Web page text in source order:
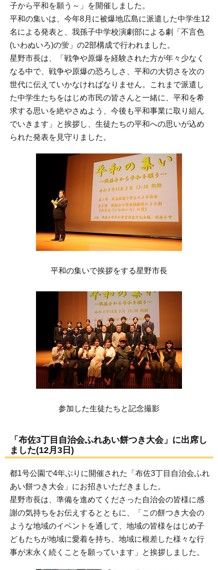
子から平和を願う～」を開催しました。
平和の集いは、今年8月に被爆地広島に派遣した中学生12
名による発表と、我孫子中学校演劇部による劇「不言色
(いわぬいろ)の蛍」の2部構成で行われました。
星野市長は、「戦争や原爆を経験された方が年々少なく
なる中で、戦争や原爆の恐ろしさ、平和の大切さを次の
世代に伝えていかなければなりません。これまで派遣し
た中学生たちをはじめ市民の皆さんと一緒に、平和を希
求する思いを絶やさぬよう、今後も平和事業に取り組ん
でいきます」と挨拶し、生徒たちの平和への思いが込め
られた発表を見守りました。
平和の集いで挨拶をする星野市長
参加した生徒たちと記念撮影
「布佐3丁目自治会ふれあい餅つき大会」に出席し
ました(12月3日)
都1号公園で4年ぶりに開催された「布佐3丁目自治会ふれ
あい餅つき大会」にお招きいただきました。
星野市長は、準備を進めてくださった自治会の皆様に感
謝の気持ちをお伝えするとともに、「この餅つき大会の
ような地域のイベントを通して、地域の皆様をはじめ子
どもたちが地域に愛着を持ち、地域に根差した様々な行
事が末永く続くことを願っています」と挨拶しました。